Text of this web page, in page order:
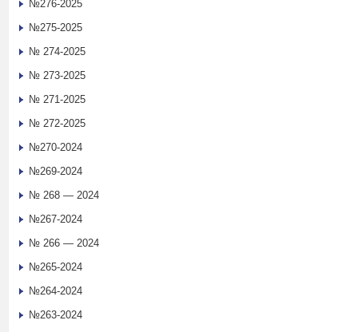
№276-2025
№275-2025
№ 274-2025
№ 273-2025
№ 271-2025
№ 272-2025
№270-2024
№269-2024
№ 268 — 2024
№267-2024
№ 266 — 2024
№265-2024
№264-2024
№263-2024